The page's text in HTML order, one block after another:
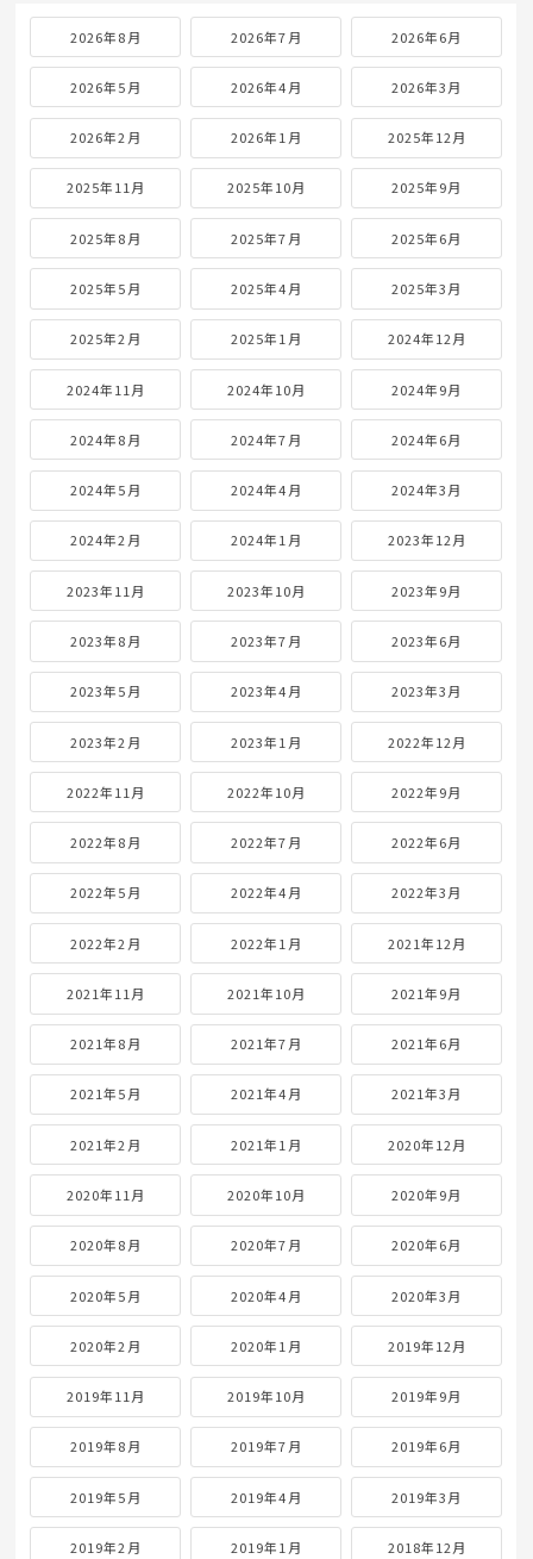
2026年8月 2026年7月 2026年6月
2026年5月 2026年4月 2026年3月
2026年2月 2026年1月 2025年12月
2025年11月 2025年10月 2025年9月
2025年8月 2025年7月 2025年6月
2025年5月 2025年4月 2025年3月
2025年2月 2025年1月 2024年12月
2024年11月 2024年10月 2024年9月
2024年8月 2024年7月 2024年6月
2024年5月 2024年4月 2024年3月
2024年2月 2024年1月 2023年12月
2023年11月 2023年10月 2023年9月
2023年8月 2023年7月 2023年6月
2023年5月 2023年4月 2023年3月
2023年2月 2023年1月 2022年12月
2022年11月 2022年10月 2022年9月
2022年8月 2022年7月 2022年6月
2022年5月 2022年4月 2022年3月
2022年2月 2022年1月 2021年12月
2021年11月 2021年10月 2021年9月
2021年8月 2021年7月 2021年6月
2021年5月 2021年4月 2021年3月
2021年2月 2021年1月 2020年12月
2020年11月 2020年10月 2020年9月
2020年8月 2020年7月 2020年6月
2020年5月 2020年4月 2020年3月
2020年2月 2020年1月 2019年12月
2019年11月 2019年10月 2019年9月
2019年8月 2019年7月 2019年6月
2019年5月 2019年4月 2019年3月
2019年2月 2019年1月 2018年12月